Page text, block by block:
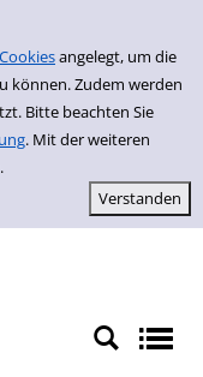
Cookiesangelegt, um die
können. Zudem werden
Bitte beachten Sie
. Mit der weiteren